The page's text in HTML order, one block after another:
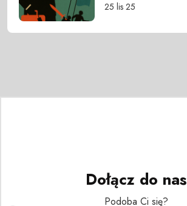
25 lis 25
Dołącz do nas
Podoba Ci się?